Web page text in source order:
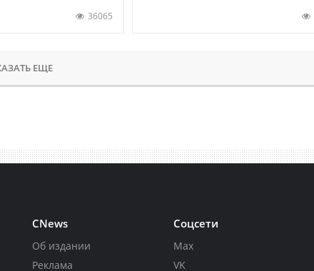
36065
ЕЩЕ
CNews
Об издании
Реклама
Соцсети
Max
VK